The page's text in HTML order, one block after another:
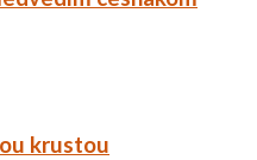
krustou